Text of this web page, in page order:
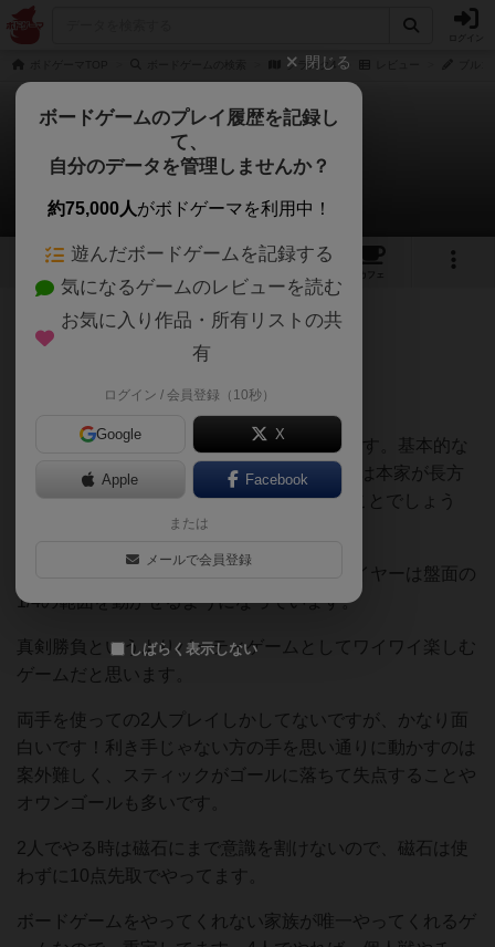
クラスク4
クラスク4
ブルゴニューさんのレビュー
1 6
カフェ
322名 0名 0 4年以上前
有名な2人プレイ用klaskの4人版です。
失点式で、一人が5失点するとゲーム終了です。基本的な
ルールは本家klaskと一緒です。大きな違いは本家が長方
形であるのに対して、klask4は円形であることでしょう
盤面の下は十字で仕切られていて、各プレイヤーは盤面の
1/4の範囲を動かせるようになっています。
真剣勝負というよりパーティゲームとしてワイワイ楽しむ
ゲームだと思います。
両手を使っての2人プレイしかしてないですが、かなり面
白いです！利き手じゃない方の手を思い通りに動かすのは
案外難しく、スティックがゴールに落ちて失点することや
オウンゴールも多いです。
2人でやる時は磁石にまで意識を割けないので、磁石は使
わずに10点先取でやってます。
ボードゲームをやってくれない家族が唯一やってくれるゲ
閉じる
ボードゲームのプレイ履歴を記録し
て、
自分のデータを管理しませんか？
約75,000人がボドゲーマを利用中！
遊んだボードゲームを記録する
気になるゲームのレビューを読む
お気に入り作品・所有リストの共
有
ログイン / 会員登録（10秒）
Google X
Apple Facebook
または
メールで会員登録
しばらく表示しない